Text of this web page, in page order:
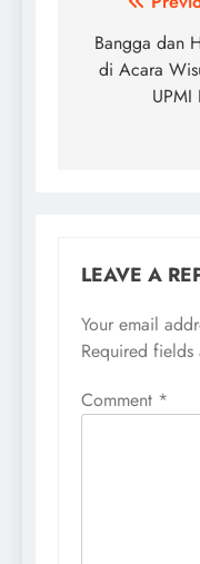
Bangga dan
di Acara
UPMI
LEAVE A
Your email
Required fields
Comment *